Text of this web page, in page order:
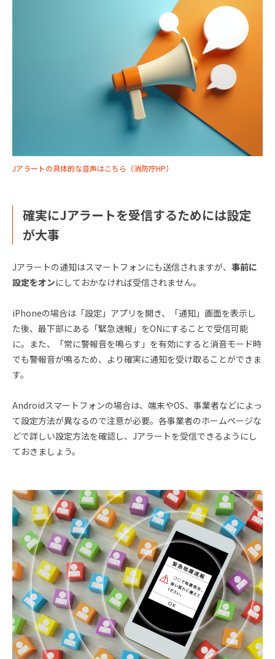
Jアラートの具体的な音声はこちら（消防庁HP）
確実にJアラートを受信するためには設定
が大事
Jアラートの通知はスマートフォンにも送信されますが、 事前に
設定をオンにしておかなければ受信されません。
iPhoneの場合は「設定」アプリを開き、「通知」画面を表示し
た後、最下部にある「緊急速報」をONにすることで受信可能
に。また、「常に警報音を鳴らす」を有効にすると消音モード時
でも警報音が鳴るため、より確実に通知を受け取ることができま
す。
Androidスマートフォンの場合は、端末やOS、事業者などによっ
て設定方法が異なるので注意が必要。各事業者のホームページな
どで詳しい設定方法を確認し、Jアラートを受信できるようにし
ておきましょう。